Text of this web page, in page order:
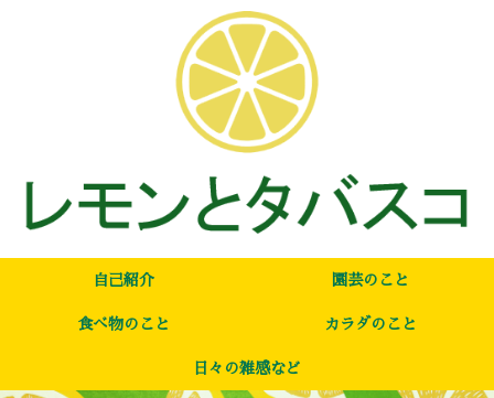
自己紹介 園芸のこと
食べ物のこと カラダのこと
日々の雑感など